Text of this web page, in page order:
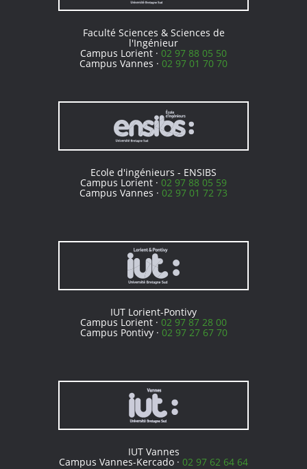
Faculté Sciences & Sciences de
l'Ingénieur
Campus Lorient · 02 97 88 05 50
Campus Vannes · 02 97 01 70 70
Ecole d'ingénieurs - ENSIBS
Campus Lorient · 02 97 88 05 59
Campus Vannes · 02 97 01 72 73
IUT Lorient-Pontivy
Campus Lorient · 02 97 87 28 00
Campus Pontivy · 02 97 27 67 70
IUT Vannes
Campus Vannes-Kercado · 02 97 62 64 64